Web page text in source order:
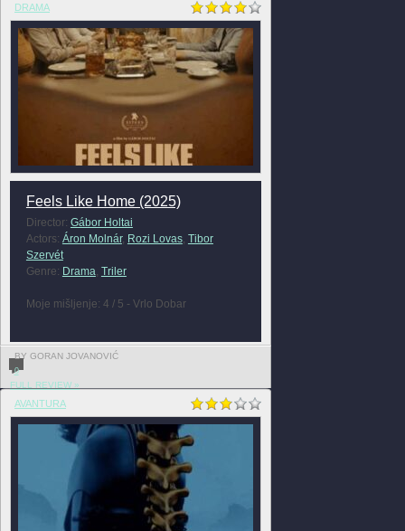
DRAMA
Feels Like Home (2025)
Director: Gábor Holtai
Actors: Áron Molnár, Rozi Lovas, Tibor
Szervét
Genre: Drama Triler
Moje mišljenje: 4 / 5 - Vrlo Dobar
BY GORAN JOVANOVIĆ
0
FULL REVIEW »
AVANTURA